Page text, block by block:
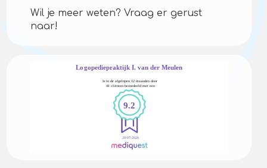
Wil je meer weten? Vraag er gerust
naar!